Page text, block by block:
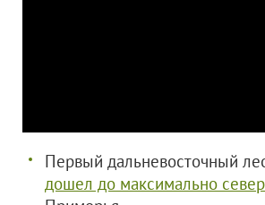
Первый дальневосточный
дошел до максимально